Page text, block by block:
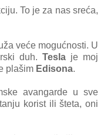
To je za nas sreća,
veće mogućnosti. U
duh.Tesla je moj
plašim Edisona.
avangarde u sve
korist ili šteta, oni